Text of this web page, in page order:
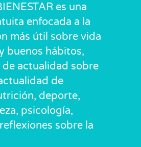
es una
enfocada a la
más útil sobre vida
buenos hábitos,
de actualidad sobre
de
deporte,
psicología,
sobre la